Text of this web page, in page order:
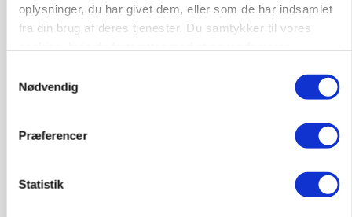
oplysninger, du har givet dem, eller som de har indsamlet
fra din brug af deres tjenester. Du samtykker til vores
Nødvendig
Præferencer
Statistik
LEDER